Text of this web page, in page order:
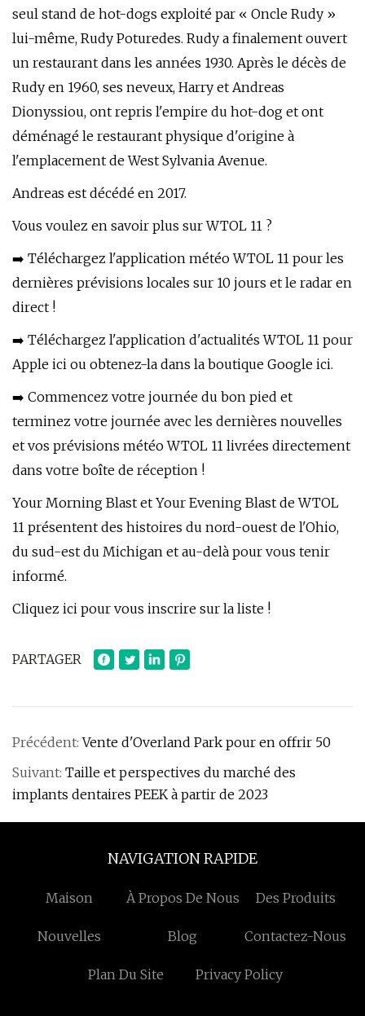
seul stand de hot-dogs exploité par « Oncle Rudy »
lui-même, Rudy Poturedes. Rudy a finalement ouvert
un restaurant dans les années 1930. Après le décès de
Rudy en 1960, ses neveux, Harry et Andreas
Dionyssiou, ont repris l'empire du hot-dog et ont
déménagé le restaurant physique d'origine à
l'emplacement de West Sylvania Avenue.
Andreas est décédé en 2017.
Vous voulez en savoir plus sur WTOL 11 ?
➡️ Téléchargez l'application météo WTOL 11 pour les
dernières prévisions locales sur 10 jours et le radar en
direct !
➡️ Téléchargez l'application d'actualités WTOL 11 pour
Apple ici ou obtenez-la dans la boutique Google ici.
➡️ Commencez votre journée du bon pied et
terminez votre journée avec les dernières nouvelles
et vos prévisions météo WTOL 11 livrées directement
dans votre boîte de réception !
Your Morning Blast et Your Evening Blast de WTOL
11 présentent des histoires du nord-ouest de l'Ohio,
du sud-est du Michigan et au-delà pour vous tenir
informé.
Cliquez ici pour vous inscrire sur la liste !
PARTAGER
Précédent:Vente d'Overland Park pour en offrir 50
Suivant: Taille et perspectives du marché des
implants dentaires PEEK à partir de 2023
NAVIGATION RAPIDE
Maison À Propos De Nous Des Produits
Nouvelles Blog Contactez-Nous
Plan Du Site Privacy Policy